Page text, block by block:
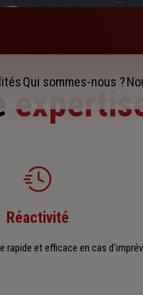
Qui sommes-nous ?
Réactivité
rapide et efficace en cas